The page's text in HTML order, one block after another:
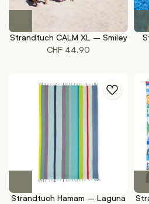
Strandtuch CALM XL – Smiley
CHF 44.90
Strandtuch Hamam – Laguna